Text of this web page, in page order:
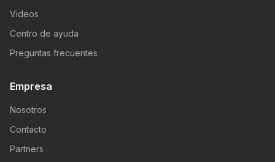
Videos
Centro de ayuda
Preguntas frecuentes
Empresa
Nosotros
Contacto
Partners